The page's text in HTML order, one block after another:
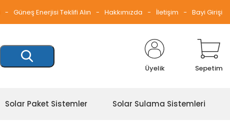
Güneş Enerjisi Teklifi Alın Hakkımızda İletişim Bayi Girişi
Üyelik Sepetim
Solar Paket Sistemler Solar Sulama Sistemleri